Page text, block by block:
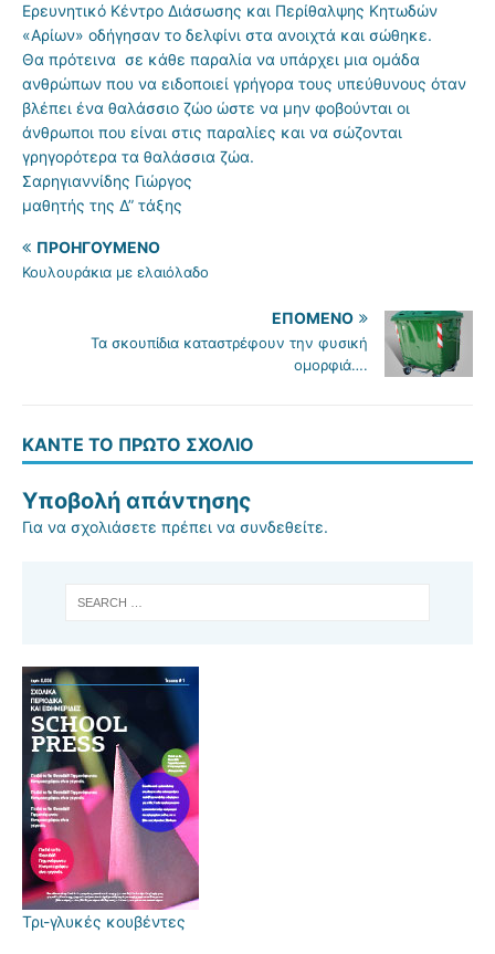
Ερευνητικό Κέντρο Διάσωσης και Περίθαλψης Κητωδών
«Αρίων» οδήγησαν το δελφίνι στα ανοιχτά και σώθηκε.
Θα πρότεινα σε κάθε παραλία να υπάρχει μια ομάδα
ανθρώπων που να ειδοποιεί γρήγορα τους υπεύθυνους όταν
βλέπει ένα θαλάσσιο ζώο ώστε να μην φοβούνται οι
άνθρωποι που είναι στις παραλίες και να σώζονται
γρηγορότερα τα θαλάσσια ζώα.
Σαρηγιαννίδης Γιώργος
μαθητής της Δ” τάξης
ΠΡΟΗΓΟΎΜΕΝΟ
Κουλουράκια με ελαιόλαδο
ΕΠΌΜΕΝΟ
Τα σκουπίδια καταστρέφουν την φυσική
ομορφιά….
ΚΆΝΤΕ ΤΟ ΠΡΏΤΟ ΣΧΌΛΙΟ
Υποβολή απάντησης
Για να σχολιάσετε πρέπει να συνδεθείτε.
Τρι-γλυκές κουβέντες